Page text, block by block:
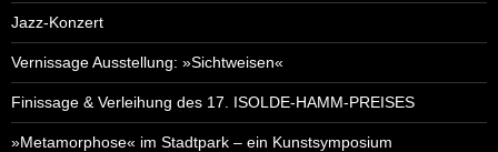
Jazz-Konzert
Vernissage Ausstellung: »Sichtweisen«
Finissage & Verleihung des 17. ISOLDE-HAMM-PREISES
»Metamorphose« im Stadtpark – ein Kunstsymposium